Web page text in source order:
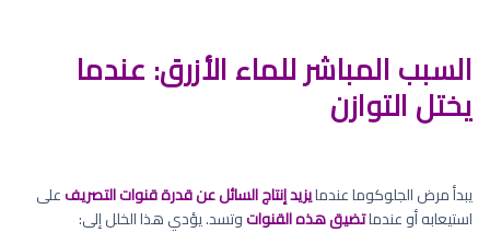
السبب المباشر للماء الأزرق: عندما
يختل التوازن
يبدأ مرض الجلوكوما عندمايزيد إنتاج السائل عن قدرة قنوات التصريفعلى
استيعابه أو عندماتضيق هذه القنواتوتسد. يؤدي هذا الخلل إلى: